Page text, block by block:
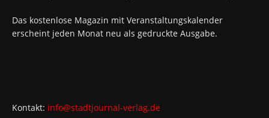
Das kostenlose Magazin mit Veranstaltungskalender
erscheint jeden Monat neu als gedruckte Ausgabe.
Kontakt: info@stadtjournal-verlag.de